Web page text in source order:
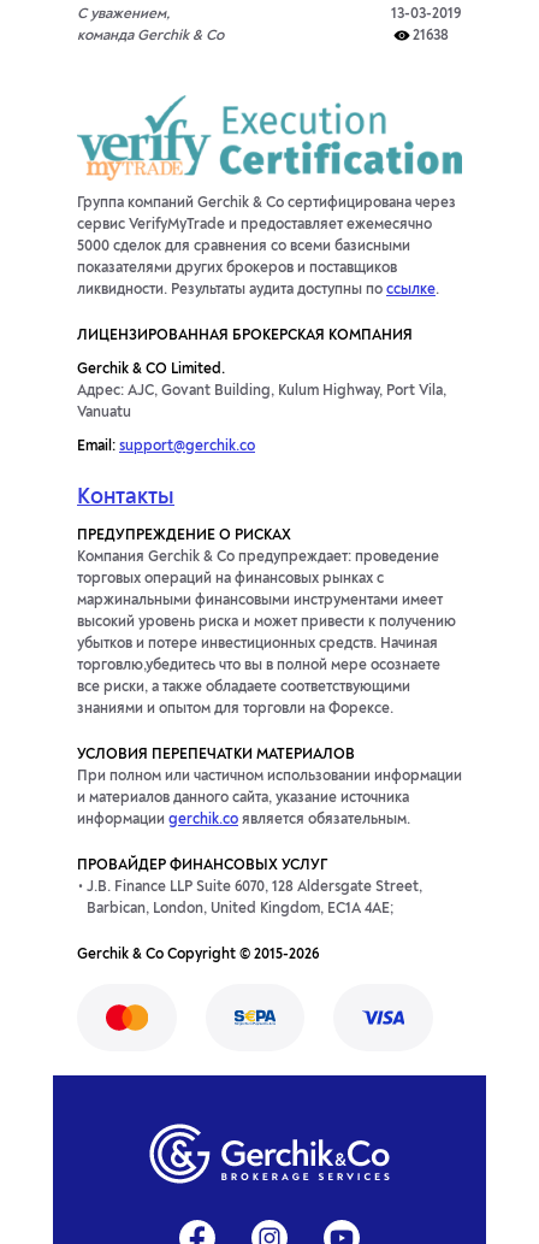
С уважением,
команда Gerchik & Co
13-03-2019
21638
Группа компаний Gerchik & Co сертифицирована через
сервис VerifyMyTrade и предоставляет ежемесячно
5000 сделок для сравнения со всеми базисными
показателями других брокеров и поставщиков
ликвидности. Результаты аудита доступны по ссылке.
ЛИЦЕНЗИРОВАННАЯ БРОКЕРСКАЯ КОМПАНИЯ
Gerchik & CO Limited.
Адрес: AJC, Govant Building, Kulum Highway, Port Vila,
Vanuatu
Email: support@gerchik.co
Контакты
ПРЕДУПРЕЖДЕНИЕ О РИСКАХ
Компания Gerchik & Co предупреждает: проведение
торговых операций на финансовых рынках с
маржинальными финансовыми инструментами имеет
высокий уровень риска и может привести к получению
убытков и потере инвестиционных средств. Начиная
торговлю,убедитесь что вы в полной мере осознаете
все риски, а также обладаете соответствующими
знаниями и опытом для торговли на Форексе.
УСЛОВИЯ ПЕРЕПЕЧАТКИ МАТЕРИАЛОВ
При полном или частичном использовании информации
и материалов данного сайта, указание источника
информации gerchik.co является обязательным.
ПРОВАЙДЕР ФИНАНСОВЫХ УСЛУГ
J.B. Finance LLP Suite 6070, 128 Aldersgate Street,
Barbican, London, United Kingdom, EC1A 4AE;
Gerchik & Co Copyright © 2015-2026